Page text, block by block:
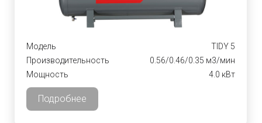
Модель
TIDY 5
Производительность
0.56/0.46/0.35 м3/мин
Мощность
4.0 кВт
Подробнее